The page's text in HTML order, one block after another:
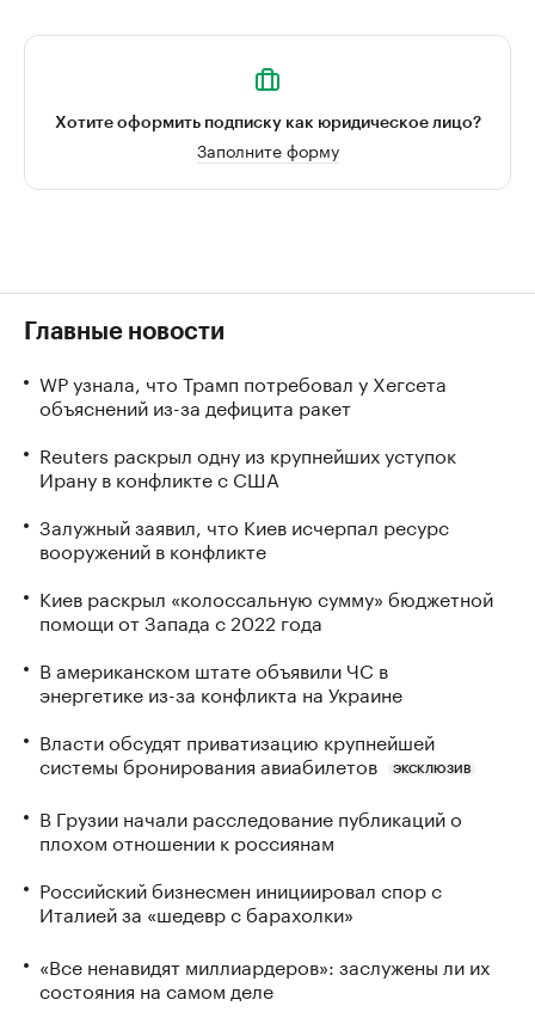
Хотите оформить подписку как юридическое лицо?
Заполните форму
Главные новости
WP узнала, что Трамп потребовал у Хегсета
объяснений из-за дефицита ракет
Reuters раскрыл одну из крупнейших уступок
Ирану в конфликте с США
Залужный заявил, что Киев исчерпал ресурс
вооружений в конфликте
Киев раскрыл «колоссальную сумму» бюджетной
помощи от Запада с 2022 года
В американском штате объявили ЧС в
энергетике из-за конфликта на Украине
Власти обсудят приватизацию крупнейшей
системы бронирования авиабилетов
ЭКСКЛЮЗИВ
В Грузии начали расследование публикаций о
плохом отношении к россиянам
Российский бизнесмен инициировал спор с
Италией за «шедевр с барахолки»
«Все ненавидят миллиардеров»: заслужены ли их
состояния на самом деле